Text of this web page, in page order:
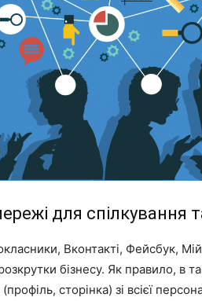
для спілкування
Вконтакті, Фейсбук,
бізнесу. Як правило, в
сторінка) зі всієї